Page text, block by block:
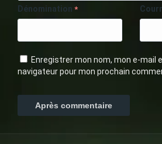
Dénomination *
Enregistrer mon nom, mon e-mail
navigateur pour mon prochain